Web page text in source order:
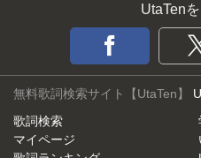
UtaTen
無料歌詞検索サイト【UtaTen】
歌詞検索
マイページ